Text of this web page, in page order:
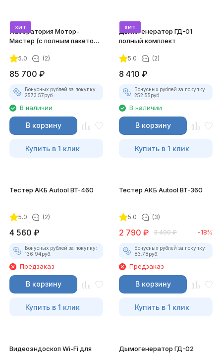
хит
Лаборатория Мотор-
Мастер (с полным пакетом
5.0 (2)
85 700 ₽
Бонусных рублей за покупку:
2573.57руб.
В наличии
В корзину
Купить в 1 клик
хит
Дымогенератор ГД-01
полный комплект
5.0 (2)
8 410 ₽
Бонусных рублей за покупку:
252.55руб.
В наличии
В корзину
Купить в 1 клик
Тестер АКБ Autool BT-460
5.0 (2)
4 560 ₽
Бонусных рублей за покупку:
136.94руб.
Предзаказ
В корзину
Купить в 1 клик
Тестер АКБ Autool BT-360
5.0 (3)
2 790 ₽ 3 400 ₽ -18%
Бонусных рублей за покупку:
83.78руб.
Предзаказ
В корзину
Купить в 1 клик
Видеоэндоскоп Wi-Fi для
Дымогенератор ГД-02